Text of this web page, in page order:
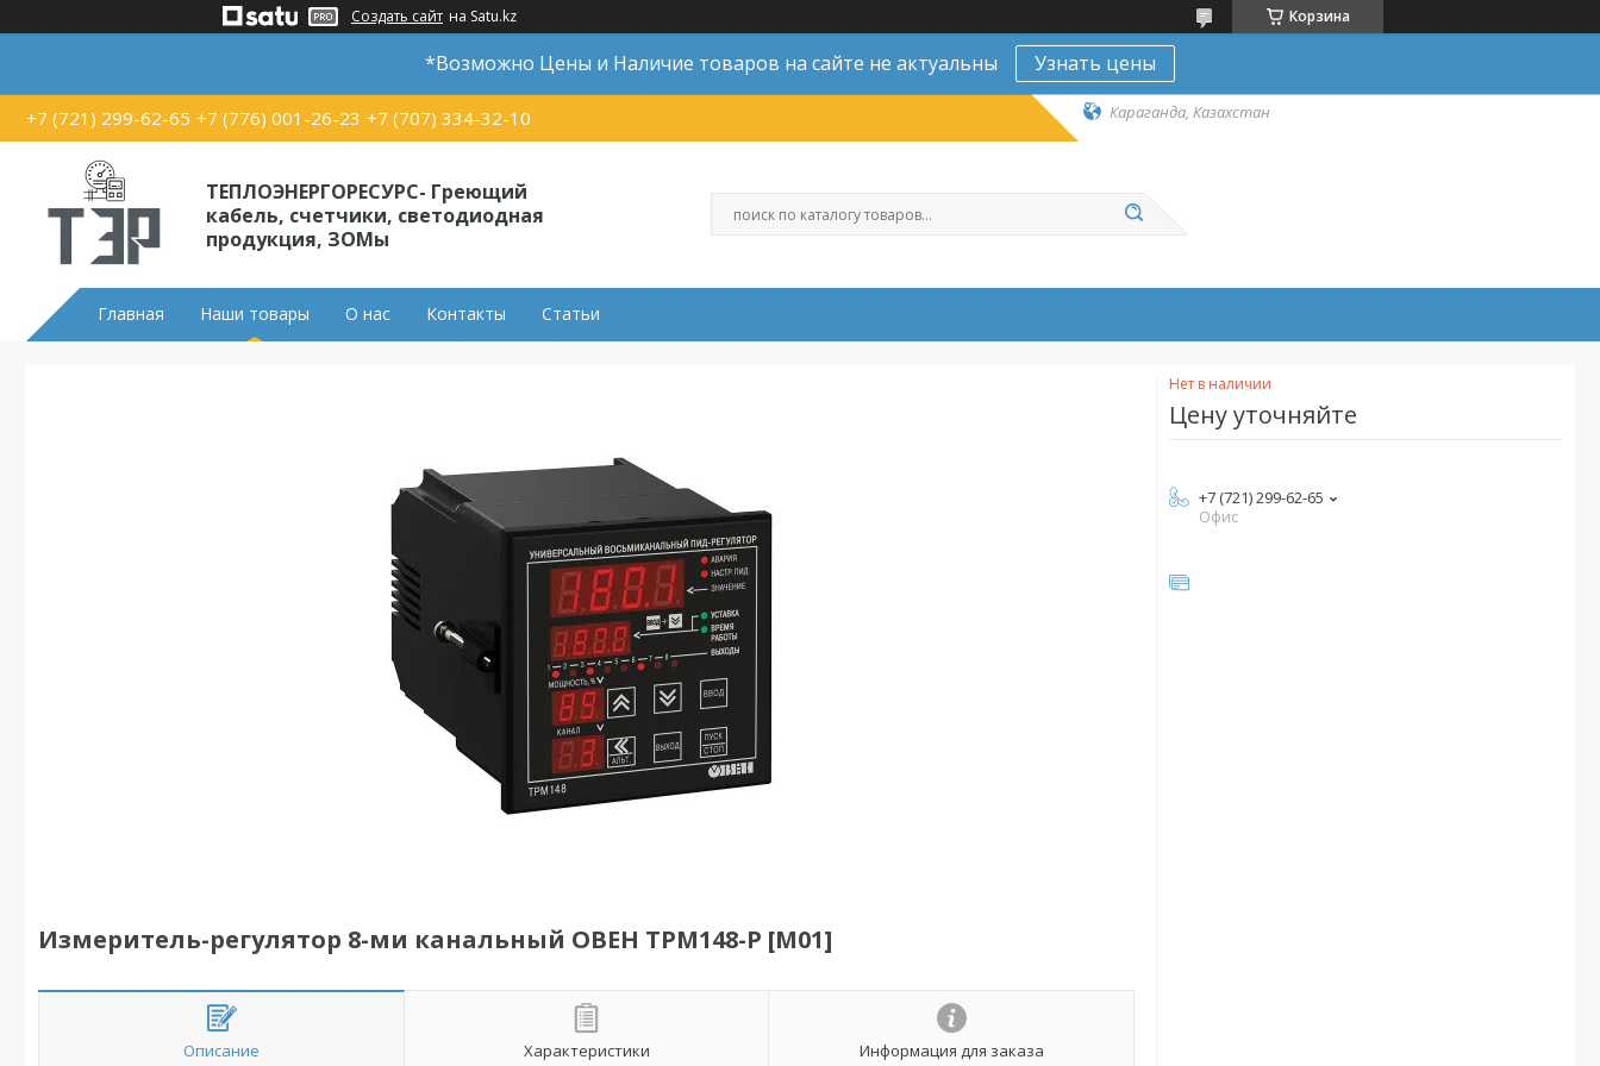
Создать сайт на Satu.kz Корзина
*Возможно Цены и Наличие товаров на сайте не актуальны Узнать цены
+7 (721) 299-62-65 +7 (776) 001-26-23 +7 (707) 334-32-10 Караганда, Казахстан
ТЕПЛОЭНЕРГОРЕСУРС- Греющий
кабель, счетчики, светодиодная
продукция, ЗОМы
Главная Наши товары О нас Контакты Статьи
Измеритель-регулятор 8-ми канальный ОВЕН ТРМ148-Р [М01]
Описание Характеристики Информация для заказа
Нет в наличии
Цену уточняйте
+7 (721) 299-62-65
Офис